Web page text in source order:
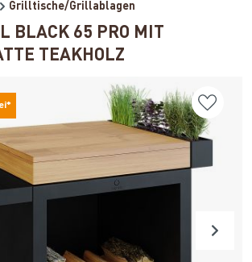
Grilltische/Grillablagen
BLACK 65 PRO MIT
TEAKHOLZ